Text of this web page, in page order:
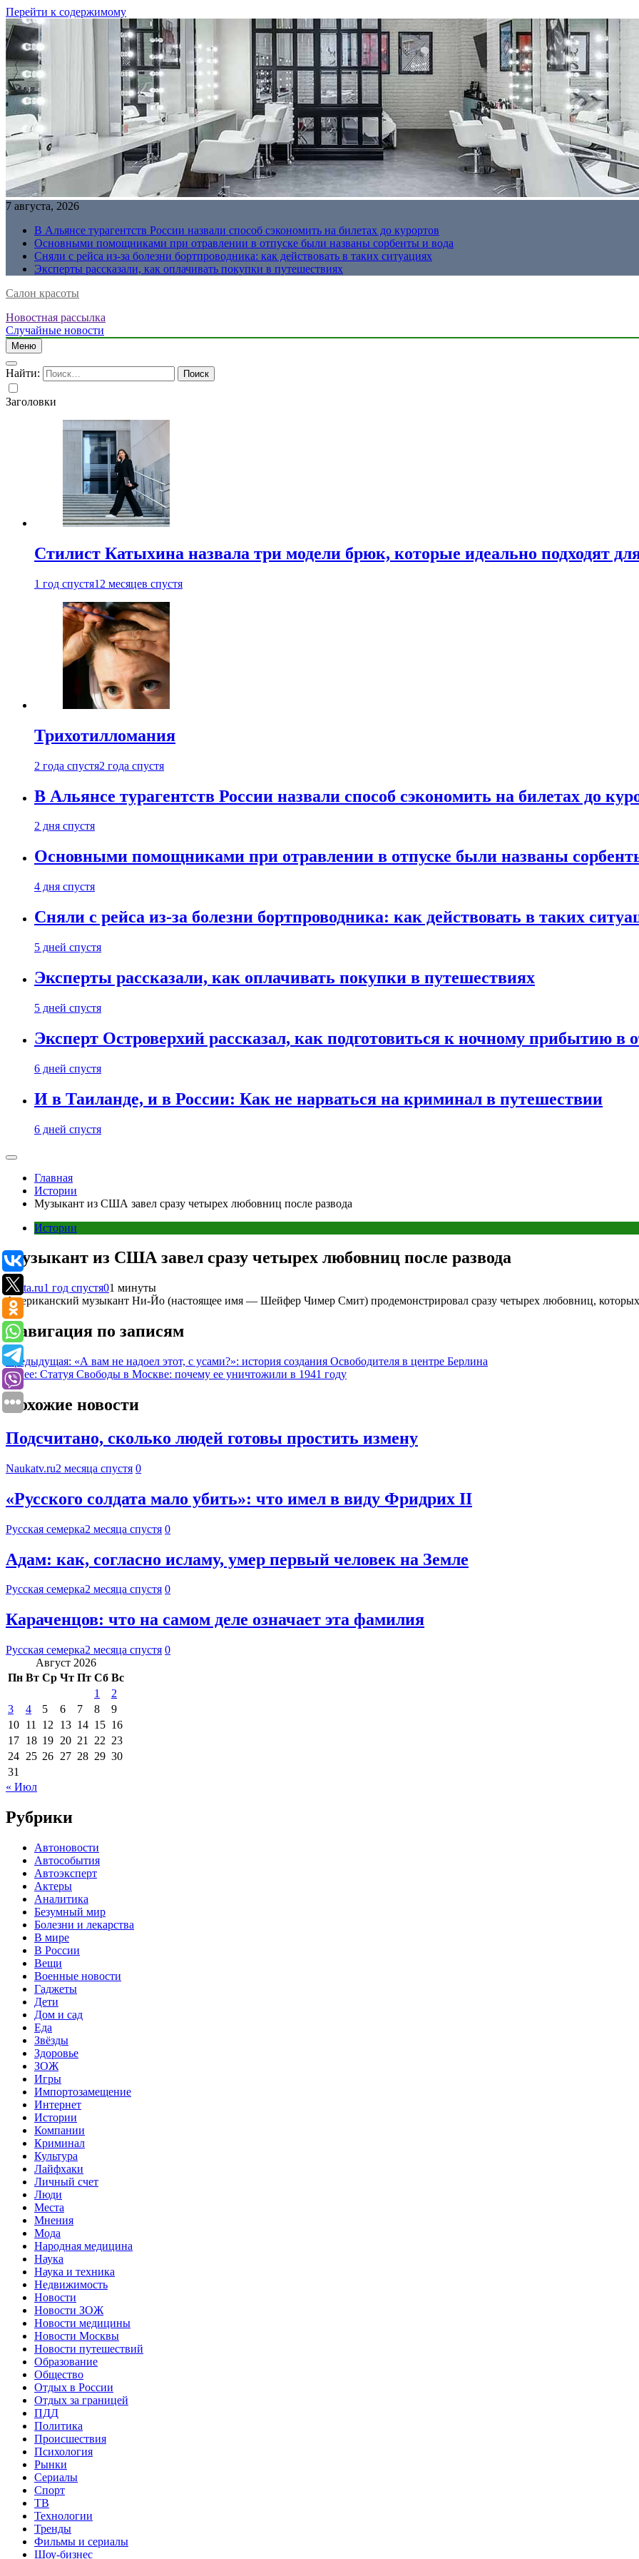
Перейти к содержимому
7 августа, 2026
В Альянсе турагентств России назвали способ сэкономить на билетах до курортов
Основными помощниками при отравлении в отпуске были названы сорбенты и вода
Сняли с рейса из-за болезни бортпроводника: как действовать в таких ситуациях
Эксперты рассказали, как оплачивать покупки в путешествиях
Салон красоты
Новостная рассылка
Случайные новости
Меню
Найти:
Заголовки
Стилист Катыхина назвала три модели брюк, которые идеально подходят
1 год спустя12 месяцев спустя
Трихотилломания
2 года спустя2 года спустя
В Альянсе турагентств России назвали способ сэкономить на билетах до
2 дня спустя
Основными помощниками при отравлении в отпуске были названы
4 дня спустя
Сняли с рейса из-за болезни бортпроводника: как действовать в таких
5 дней спустя
Эксперты рассказали, как оплачивать покупки в путешествиях
5 дней спустя
Эксперт Островерхий рассказал, как подготовиться к ночному прибытию в
6 дней спустя
И в Таиланде, и в России: Как не нарваться на криминал в путешествии
6 дней спустя
Главная
Истории
Музыкант из США завел сразу четырех любовниц после развода
Истории
Музыкант из США завел сразу четырех любовниц после развода
Lenta.ru1 год спустя01 минуты
Американский музыкант Ни-Йо (настоящее имя — Шейфер Чимер Смит) продемонстрировал сразу четырех любовниц, которых
Навигация по записям
Предыдущая: «А вам не надоел этот, с усами?»: история создания Освободителя в центре Берлина
Далее: Статуя Свободы в Москве: почему ее уничтожили в 1941 году
Похожие новости
Подсчитано, сколько людей готовы простить измену
Naukatv.ru2 месяца спустя 0
«Русского солдата мало убить»: что имел в виду Фридрих II
Русская семерка2 месяца спустя 0
Адам: как, согласно исламу, умер первый человек на Земле
Русская семерка2 месяца спустя 0
Караченцов: что на самом деле означает эта фамилия
Русская семерка2 месяца спустя 0
Август 2026
Пн Вт Ср Чт Пт Сб Вс
1
2
3
4 5 6 7 8
9
10 11 12 13 14 15 16
17 18 19 20 21 22 23
24 25 26 27 28 29 30
31
« Июл
Рубрики
Автоновости
Автособытия
Автоэксперт
Актеры
Аналитика
Безумный мир
Болезни и лекарства
В мире
В России
Вещи
Военные новости
Гаджеты
Дети
Дом и сад
Еда
Звёзды
Здоровье
ЗОЖ
Игры
Импортозамещение
Интернет
Истории
Компании
Криминал
Культура
Лайфхаки
Личный счет
Люди
Места
Мнения
Мода
Народная медицина
Наука
Наука и техника
Недвижимость
Новости
Новости ЗОЖ
Новости медицины
Новости Москвы
Новости путешествий
Образование
Общество
Отдых в России
Отдых за границей
ПДД
Политика
Происшествия
Психология
Рынки
Сериалы
Спорт
ТВ
Технологии
Тренды
Фильмы и сериалы
Шоу-бизнес